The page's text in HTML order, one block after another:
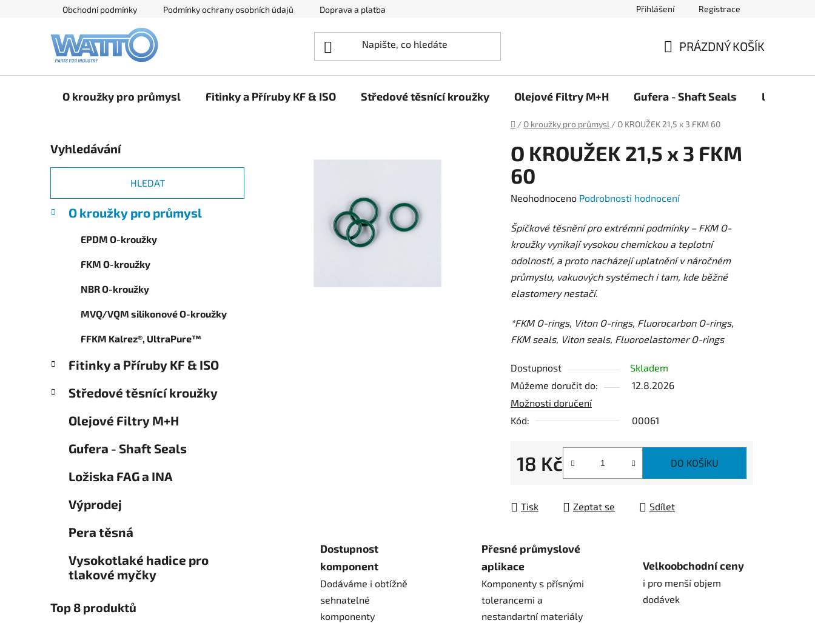
Obchodní podmínky Podmínky ochrany osobních údajů Doprava a platba Přihlášení Registrace
KOŠÍK
PRÁZDNÝ KOŠÍK
O kroužky pro průmysl Fitinky a Příruby KF & ISO Středové těsnící kroužky Olejové Filtry M+H Gufera - Shaft Seals Ložiska
Domů
/ O kroužky pro průmysl / O KROUŽEK 21,5 x 3 FKM 60
o
s
r
a
Vyhledávání
HLEDAT
kategorie
K
a
O kroužky pro průmysl
EPDM O-kroužky
FKM O-kroužky
NBR O-kroužky
MVQ/VQM silikonové O-kroužky
FFKM Kalrez®, UltraPure™
Fitinky a Příruby KF & ISO
Středové těsnící kroužky
Olejové Filtry M+H
Gufera - Shaft Seals
Ložiska FAG a INA
Výprodej
Pera těsná
Vysokotlaké hadice pro
tlakové myčky
Top 8 produktů
O KROUŽEK 21,5 x 3 FKM
60
Průměrné
produktu
je
0,0
z
5
Neohodnoceno Podrobnosti hodnocení
Špičkové těsnění pro extrémní podmínky – FKM O-
kroužky vynikají vysokou chemickou a teplotní
odolností, a proto nacházejí uplatnění v náročném
průmyslu, vakuových systémech i tam, kde běžné
elastomery nestačí.
*FKM O-rings, Viton O-rings, Fluorocarbon O-rings,
FKM seals, Viton seals, Fluoroelastomer O-rings
Dostupnost
Skladem
Můžeme doručit do:
12.8.2026
Možnosti doručení
Kód:
00061
18 Kč
Měrná cena:
DO KOŠÍKU
Tisk Zeptat se Sdílet
Dostupnost
komponent
Dodáváme i obtížně
sehnatelné
komponenty
Přesné průmyslové
aplikace
Komponenty s přísnými
tolerancemi a
nestandartní materiály
Velkoobchodní ceny
i pro menší objem
dodávek